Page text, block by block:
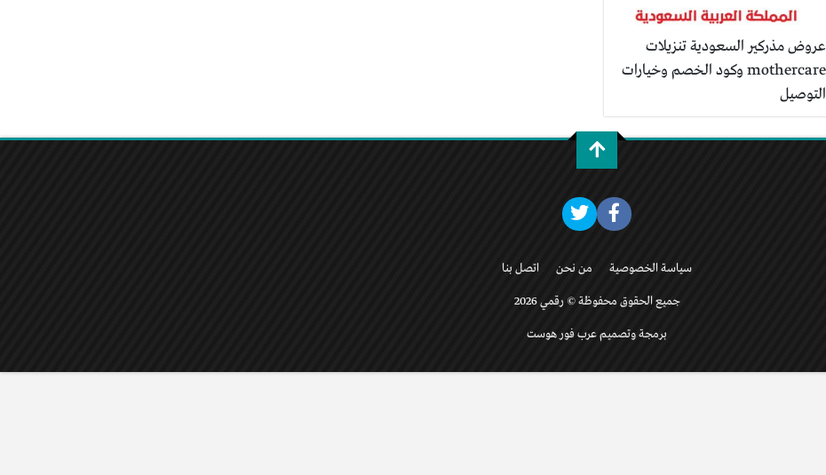
عروض مذركير السعودية تنزيلات
mothercare وكود الخصم وخيارات
التوصيل
سياسة الخصوصية من نحن اتصل بنا
جميع الحقوق محفوظة © رقمي 2026
برمجة وتصميم عرب فور هوست